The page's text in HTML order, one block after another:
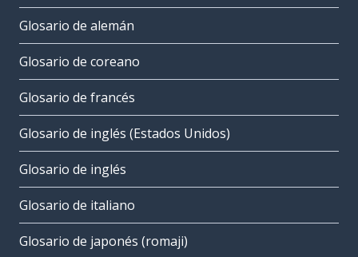
Glosario de alemán
Glosario de coreano
Glosario de francés
Glosario de inglés (Estados Unidos)
Glosario de inglés
Glosario de italiano
Glosario de japonés (romaji)